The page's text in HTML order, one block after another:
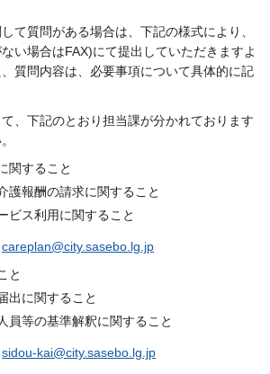
て質問がある場合は、下記の様式により、
い場合はFAX)にて提出していただきますよ
質問内容は、必要事項について具体的に記
、下記のとおり担当課が分かれております
関すること
護報酬の請求に関すること
ビス利用に関すること
careplan@city.sasebo.lg.jp
と
出に関すること
員等の基準解釈に関すること
sidou-kai@city.sasebo.lg.jp